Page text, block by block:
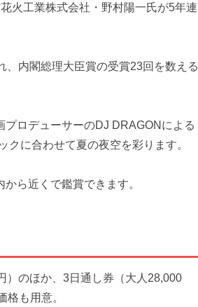
火工業株式会社・野村陽一氏が5年連
、内閣総理大臣賞の受賞23回を数える
ロデューサーのDJ DRAGONによる
クに合わせて夏の夜空を彩ります。
ら近くで鑑賞できます。
）のほか、3日通し券（大人28,000
格も用意。